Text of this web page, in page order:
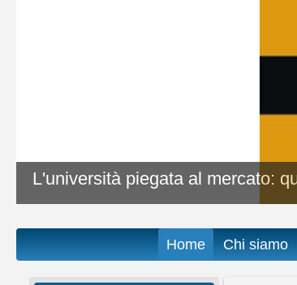
L'università piegata al mercato:
Home Chi siamo